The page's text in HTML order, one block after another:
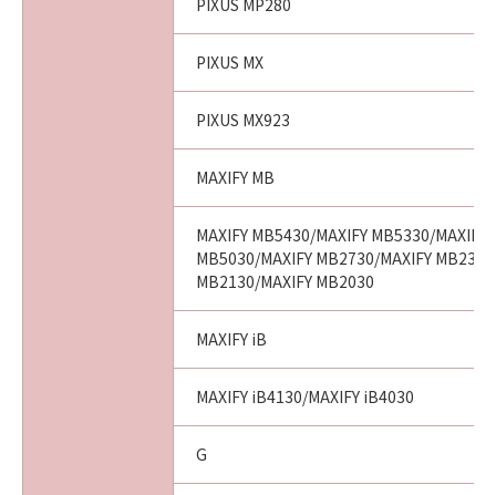
PIXUS MP280
PIXUS MX
PIXUS MX923
MAXIFY MB
MAXIFY MB5430/MAXIFY MB5330/MAXIFY
MB5030/MAXIFY MB2730/MAXIFY
MB2130/MAXIFY MB2030
MAXIFY iB
MAXIFY iB4130/MAXIFY iB4030
G